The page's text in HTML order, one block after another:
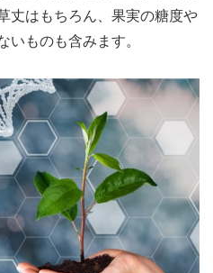
丈はもちろん、果実の糖度や
ものも含みます。